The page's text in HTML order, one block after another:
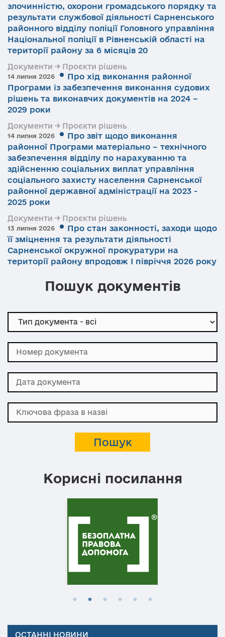
злочинністю, охорони громадського порядку та
результати службової діяльності Сарненського
районного відділу поліції Головного управління
Національної поліції в Рівненській області на
території району за 6 місяців 20
Документи → Проєкти рішень
14 липня 2026
Про хід виконання районної
Програми із забезпечення виконання судових
рішень та виконавчих документів на 2024 –
2029 роки
Документи → Проєкти рішень
14 липня 2026
Про звіт щодо виконання
районної Програми матеріально – технічного
забезпечення відділу по нарахуванню та
здійсненню соціальних виплат управління
соціального захисту населення Сарненської
районної державної адміністрації на 2023 -
2025 роки
Документи → Проєкти рішень
13 липня 2026
Про стан законності, заходи щодо
її зміцнення та результати діяльності
Сарненської окружної прокуратури на
території району впродовж І півріччя 2026 року
Пошук документів
Корисні посилання
ОСТАННІ НОВИНИ